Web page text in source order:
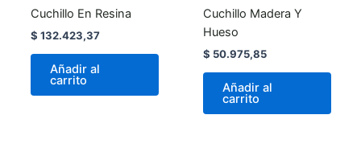
Cuchillo En Resina
$ 132.423,37
Añadir al
carrito
Cuchillo Madera Y
Hueso
$ 50.975,85
Añadir al
carrito